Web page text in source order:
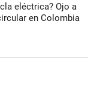
eléctrica? Ojo a
en Colombia